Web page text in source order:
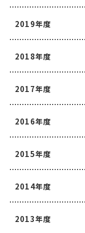
2019年度
2018年度
2017年度
2016年度
2015年度
2014年度
2013年度